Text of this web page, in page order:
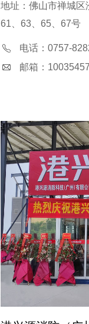
地址：佛山市禅城区
61、63、65、67号
电话：0757-
邮箱：